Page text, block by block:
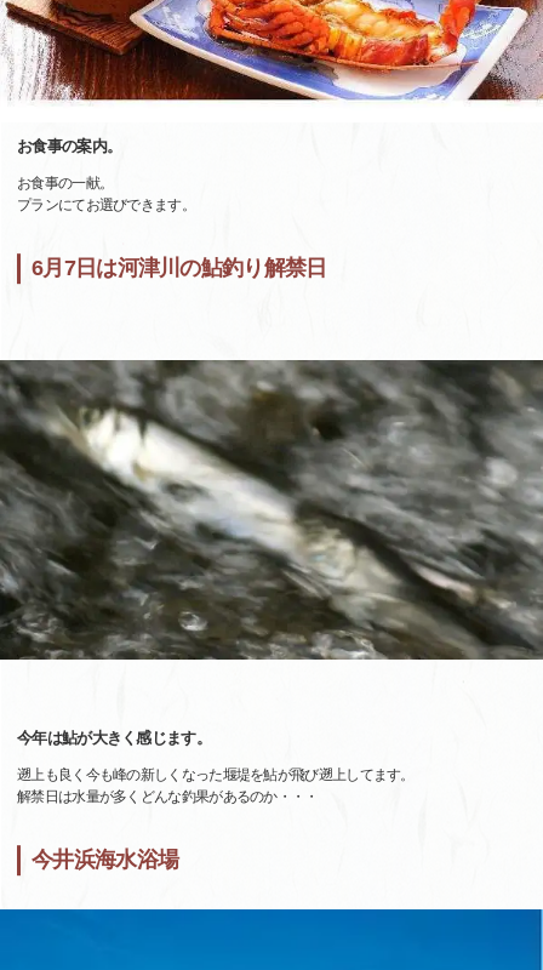
お食事の案内。
お食事の一献。
プランにてお選びできます。
6月7日は河津川の鮎釣り解禁日
今年は鮎が大きく感じます。
遡上も良く今も峰の新しくなった堰堤を鮎が飛び遡上してます。
解禁日は水量が多くどんな釣果があるのか・・・
今井浜海水浴場